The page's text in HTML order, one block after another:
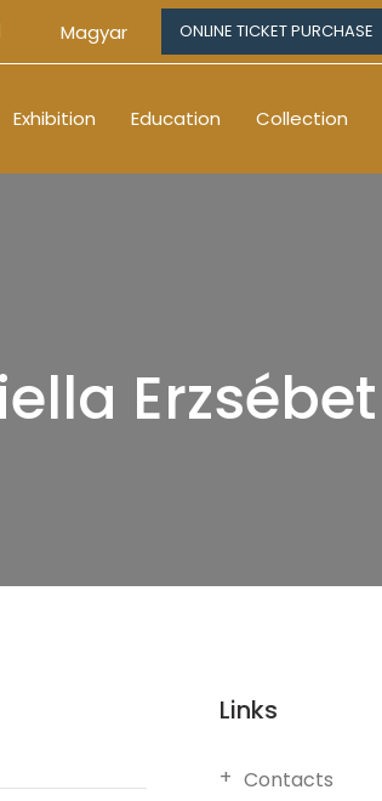
Magyar ONLINE TICKET PURCHASE
Exhibition Education Collection
Erzsébet
Links
Contacts